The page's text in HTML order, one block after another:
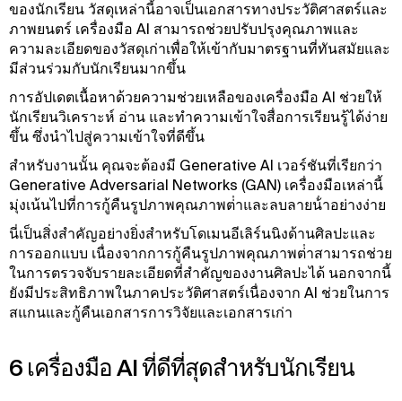
ของนักเรียน วัสดุเหล่านี้อาจเป็นเอกสารทางประวัติศาสตร์และ
ภาพยนตร์ เครื่องมือ AI สามารถช่วยปรับปรุงคุณภาพและ
ความละเอียดของวัสดุเก่าเพื่อให้เข้ากับมาตรฐานที่ทันสมัยและ
มีส่วนร่วมกับนักเรียนมากขึ้น
การอัปเดตเนื้อหาด้วยความช่วยเหลือของเครื่องมือ AI ช่วยให้
นักเรียนวิเคราะห์ อ่าน และทําความเข้าใจสื่อการเรียนรู้ได้ง่าย
ขึ้น ซึ่งนําไปสู่ความเข้าใจที่ดีขึ้น
สําหรับงานนั้น คุณจะต้องมี Generative AI เวอร์ชันที่เรียกว่า
Generative Adversarial Networks (GAN) เครื่องมือเหล่านี้
มุ่งเน้นไปที่การกู้คืนรูปภาพคุณภาพต่ําและลบลายน้ําอย่างง่าย
นี่เป็นสิ่งสําคัญอย่างยิ่งสําหรับโดเมนอีเลิร์นนิงด้านศิลปะและ
การออกแบบ เนื่องจากการกู้คืนรูปภาพคุณภาพต่ําสามารถช่วย
ในการตรวจจับรายละเอียดที่สําคัญของงานศิลปะได้ นอกจากนี้
ยังมีประสิทธิภาพในภาคประวัติศาสตร์เนื่องจาก AI ช่วยในการ
สแกนและกู้คืนเอกสารการวิจัยและเอกสารเก่า
6 เครื่องมือ AI ที่ดีที่สุดสําหรับนักเรียน